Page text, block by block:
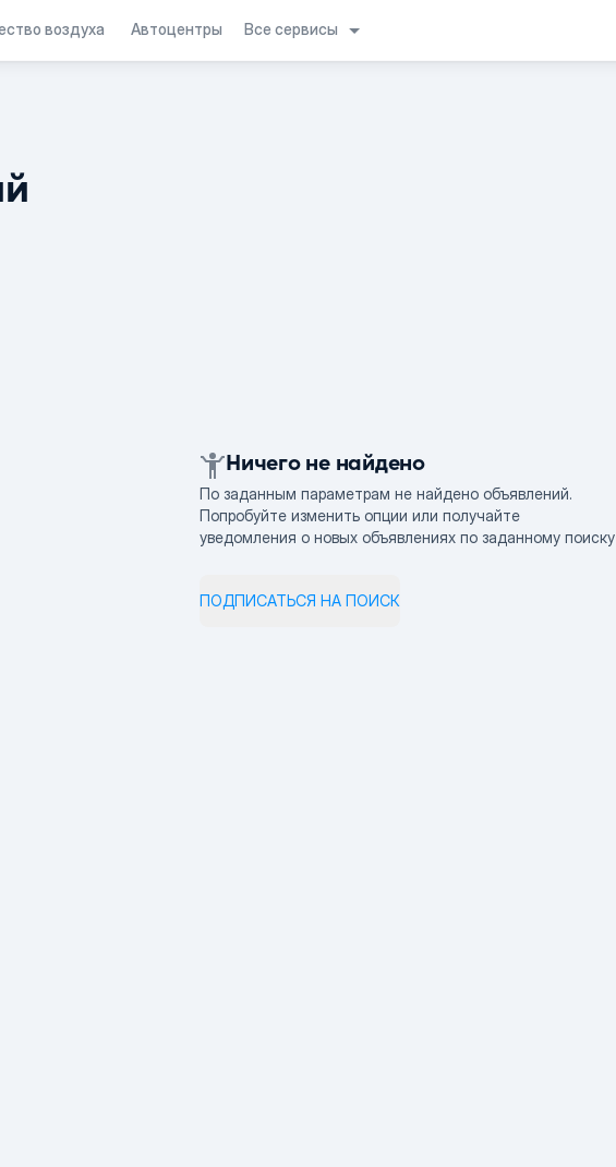
воздуха Автоцентры Все сервисы
Ничего не найдено
По заданным параметрам не найдено объявлений.
Попробуйте изменить опции или получайте
уведомления о новых объявлениях по заданному поиску
ПОДПИСАТЬСЯ НА ПОИСК